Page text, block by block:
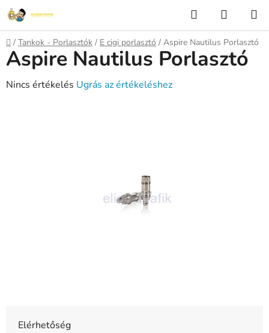
Ugrás
fő
tartalomhoz
KeresésKOSÁR
Kezdőlap
/ Tankok - Porlasztók / E cigi porlasztó / Aspire Nautilus Porlasztó
Elérhetőség
Aspire Nautilus Porlasztó
A
Nincs értékelés Ugrás az értékeléshez